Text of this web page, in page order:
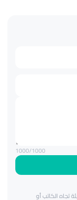
1000/1000
تجاه الكاتب أو